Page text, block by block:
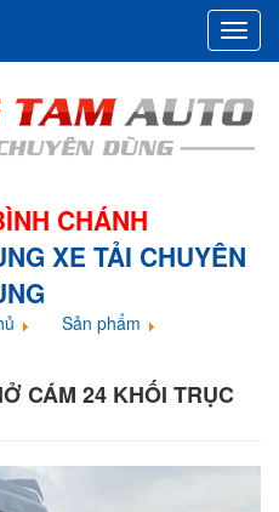
CHÁNH
XE TẢI CHUYÊN
Sản phẩm
CÁM 24 KHỐI TRỤC